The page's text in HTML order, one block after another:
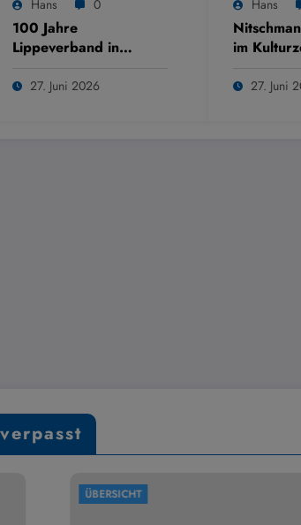
Hans 0
100 Jahre
Lippeverband in
27. Juni 2026
Hans
im
27. Juni
ÜBERSICHT